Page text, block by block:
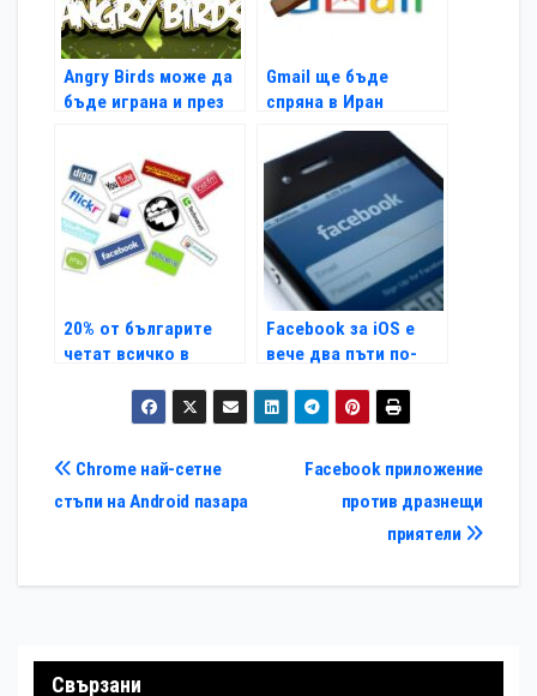
Angry Birds може да
бъде играна и през
Gmail ще бъде
спряна в Иран
20% от българите
четат всичко в
Facebook за iOS е
вече два пъти по-
Навигация
Facebook приложение
против дразнещи
приятели
Chrome най-сетне
стъпи на Android пазара
Свързани